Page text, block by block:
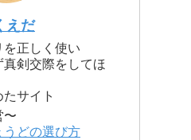
えだ
を正しく使い
剣交際をしてほ
サイト
〜
うどの選び方